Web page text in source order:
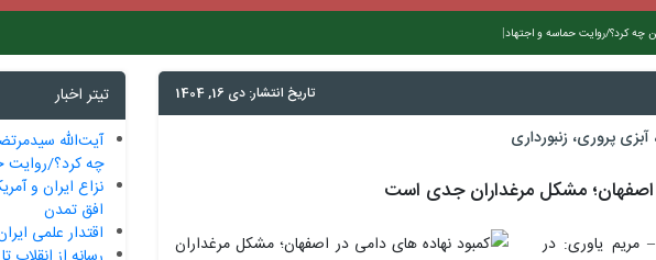
تاریخ انتشار: دی 16, 1404
پروری، زنبورداری
اصفهان؛ مشکل مرغداران جدی است
مریم یاوری: در
تیتر اخبار
آیت‌الله
چه کرد؟/روایت
نزاع ایران و
افق تمدن
اقتدار علمی